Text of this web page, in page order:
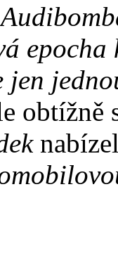
jen
obtížně